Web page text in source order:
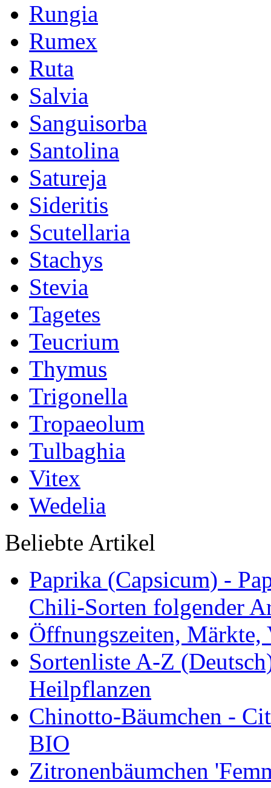
Rungia
Rumex
Ruta
Salvia
Sanguisorba
Santolina
Satureja
Sideritis
Scutellaria
Stachys
Stevia
Tagetes
Teucrium
Thymus
Trigonella
Tropaeolum
Tulbaghia
Vitex
Wedelia
Beliebte Artikel
Paprika (Capsicum) -
Chili-Sorten folgender
Öffnungszeiten, Märkte,
Sortenliste A-Z
Heilpflanzen
Chinotto-Bäumchen -
BIO
Zitronenbäumchen